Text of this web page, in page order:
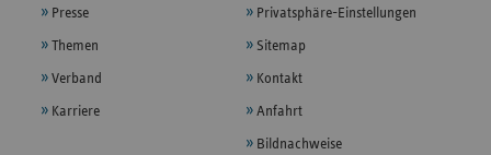
Presse
Themen
Verband
Karriere
Privatsphäre-Einstellungen
Sitemap
Kontakt
Anfahrt
Bildnachweise